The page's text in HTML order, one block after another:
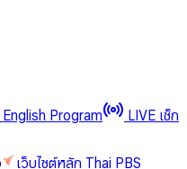
English Program
LIVE เช็ก
เว็บไซต์หลัก Thai PBS